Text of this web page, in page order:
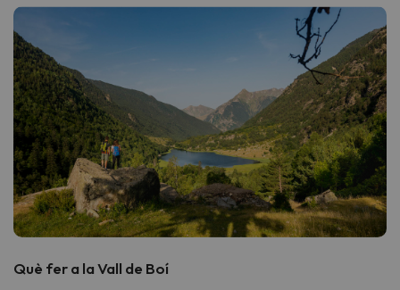
Què fer a la Vall de Boí